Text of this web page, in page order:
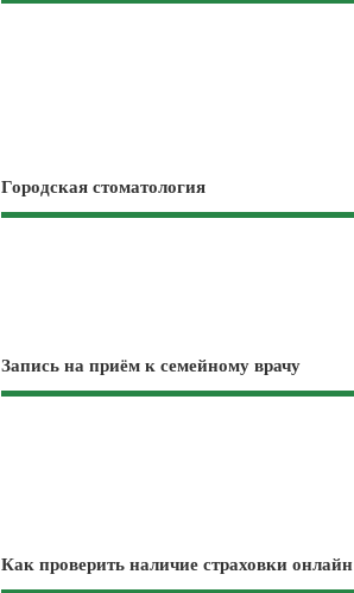
Городская стоматология
Запись на приём к семейному врачу
Как проверить наличие страховки онлайн